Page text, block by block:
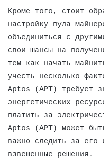
Кроме того, стоит
настройку пула
объединиться с
свои шансы на
тем как начать
учесть несколько
Aptos (APT) требует
энергетических
платить за
Aptos (APT) может
важно следить за его
взвешенные решения.